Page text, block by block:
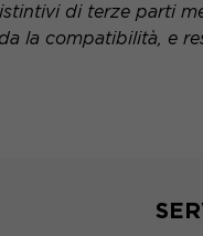
di terze parti
la compatibilità, e